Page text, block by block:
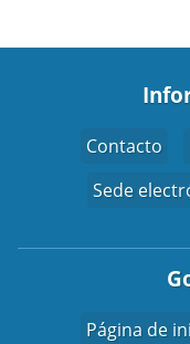
Contacto
Sede
Página de